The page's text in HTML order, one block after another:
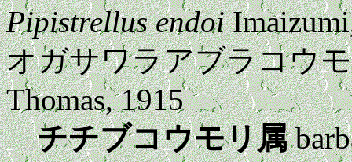
Pipistrellus endoi
オガサワラアブラコウ
Thomas, 1915
チチブコウモリ属